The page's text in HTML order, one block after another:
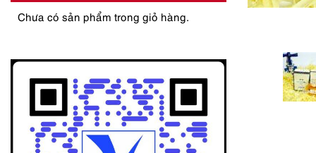
Chưa có sản phẩm trong giỏ hàng.